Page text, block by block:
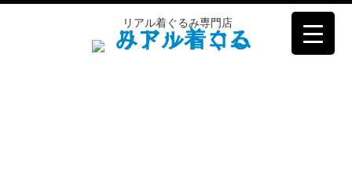
コ
ン
テ
リアル着ぐるみ専門店